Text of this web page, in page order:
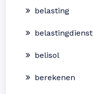
belasting
belastingdienst
belisol
berekenen